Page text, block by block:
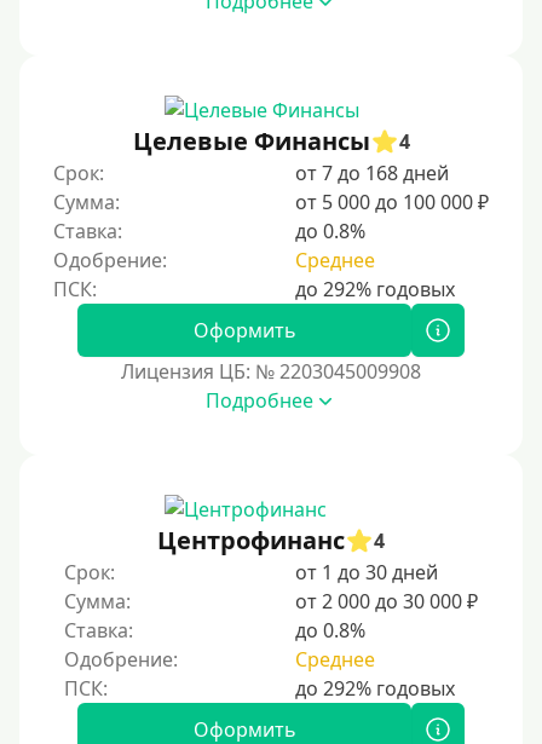
150000 руб
200000 руб
250000 руб
300000 руб
500000 руб
Мини займы
С помощью системы Юнистрим (Unistream)
На Вебмани
ВТБ
Виза (Visa)
Целевые Финансы
4
Срок:
от 7 до 168 дней
Сумма:
от 5 000 до 100 000 ₽
Ставка:
до 0.8%
Одобрение:
Среднее
Оформить
Лицензия ЦБ: № 2203045009908
Подробнее
Центрофинанс
4
Срок:
от 1 до 30 дней
Сумма:
от 2 000 до 30 000 ₽
Ставка:
до 0.8%
Одобрение:
Среднее
Оформить